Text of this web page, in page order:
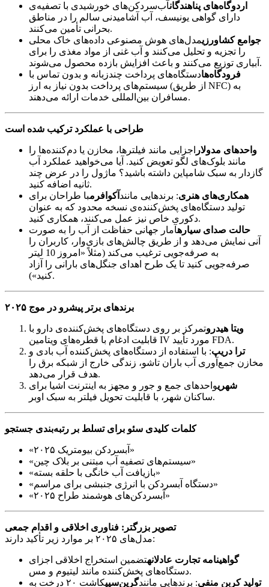
اردوگاه‌های پناهندگانآب‌سردکن‌های خورشیدی با تصفیه‌ی
دارای گواهی یونیسف، آب آشامیدنی سالم را در مناطق
بحرانی تأمین می‌کنند.
جوامع کشاورزیمدل‌های هوش مصنوعی داده‌های خاک محلی
را تجزیه و تحلیل می‌کنند و آب غنی از مواد مغذی را برای
آبیاری توزیع می‌کنند و باعث افزایش بازده محصول می‌شوند.
فرودگاه‌هادستگاه‌های پرداخت چندزبانه و بدون تماس با
سیستم‌های پرداخت بدون نیاز به ارز (از طریق NFC) به
مسافران بین‌المللی خدمات ارائه می‌دهند.
طراحی با عملکرد ترکیب شده است
واحدهای مدولار اجزایی مانند فیلترها، مخازن یا دم‌کننده‌ها را
مانند بلوک‌های لگو تعویض کنید. آیا می‌خواهید عملکرد آب
گازدار به سبک شامپاین داشته باشید؟ ماژول را در عرض چند
ثانیه اضافه کنید.
همکاری‌های هنری: برندهایی مانند آکوافرمبا طراحان برای
تولید دستگاه‌های پخش‌کننده‌ی نسخه محدود که به عنوان
دکوری خاص نیز عمل می‌کنند، همکاری کنید.
حالت صدای سیارهآمار جهانی حفاظت از آب را به صورت
آنی نمایش می‌دهد و از طریق چالش‌های بازی‌وار، کاربران را
به صرفه‌جویی ترغیب می‌کند (مثلاً «امروز 10 لیتر
صرفه‌جویی کنید تا یک طرح اهدای جنگل‌های بارانی را آزاد
کنید»).
برندهای برتر پیشرو در موج ۲۰۲۵
ویتا هیدروتمرکز بر روی دستگاه‌های پخش‌کننده‌ی دارو با
قابلیت ادغام با قطره‌های ویتامین IV مورد تأیید FDA.
ترا دریپ: با استفاده از دستگاه‌های پخش‌کننده آب بادی و
مخازن جمع‌آوری آب باران تاشو، زندگی خارج از شبکه برق را
هدف قرار می‌دهد.
شهریواحدهای جمع و جور و مجهز به اینترنت اشیا برای
ساکنان شهر، با قابلیت تحویل فیلتر به سبک اوبر.
کلمات کلیدی سئو برای تسلط بر رتبه‌بندی جستجو
«آبسردکن بیومتریک ۲۰۲۵»
«سیستم‌های تصفیه آب مبتنی بر بلاک چین»
«بازیافت آب خانگی با حلقه بسته»
«دستگاه آبسردکن با انرژی جنبشی برای مراسم»
«آبسردکن‌های هوشمند طراح ۲۰۲۵»
تصویر بزرگتر: فناوری اخلاقی و اقدام جمعی
مدل‌های ۲۰۲۵ بر موارد زیر تأکید دارند:
گواهینامه تجارت عادلانهتضمین استخراج اخلاقی اجزای
دستگاه‌های پخش‌کننده مانند لیتیوم و مس.
تولید کربن منفی: برندهایی مانندگرین‌سیپ کاشت ۲۰ درخت به